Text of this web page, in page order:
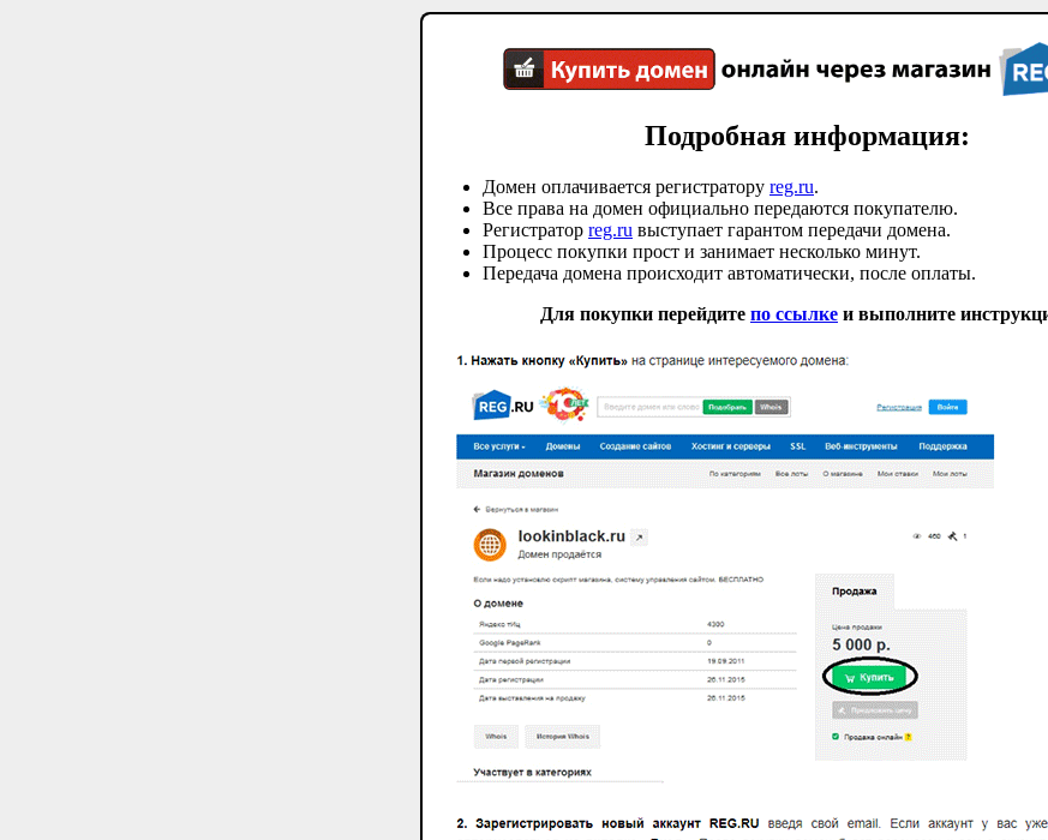
Подробная информация:
Домен оплачивается регистратору reg.ru.
Все права на домен официально передаются покупателю.
Регистратор reg.ru выступает гарантом передачи домена.
Процесс покупки прост и занимает несколько минут.
Передача домена происходит автоматически, после оплаты.
Для покупки перейдите по ссылке и выполните